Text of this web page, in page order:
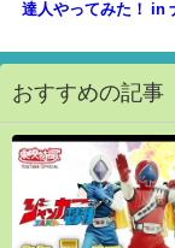
達人やってみた！ in
おすすめの記事